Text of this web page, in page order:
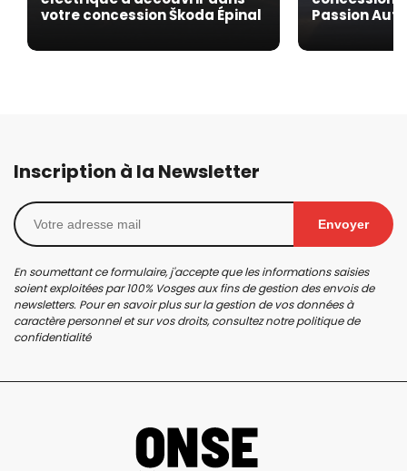
votre concession Škoda Épinal
Passion
Inscription à la Newsletter
Envoyer
En soumettant ce formulaire, j'accepte que les informations saisies
soient exploitées par 100% Vosges aux fins de gestion des envois de
newsletters. Pour en savoir plus sur la gestion de vos données à
caractère personnel et sur vos droits, consultez notrepolitique de
confidentialité